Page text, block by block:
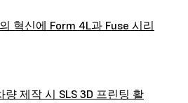
혁신에 Form 4L과 Fuse 시리
제작 시 SLS 3D 프린팅 활